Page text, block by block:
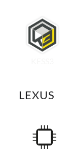
LEXUS